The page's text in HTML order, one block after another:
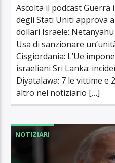
Ascolta il podcast Guerra
degli Stati Uniti approva
dollari Israele:
Usa di sanzionare
Cisgiordania: L’Ue
israeliani Sri Lanka:
Diyatalawa: 7 le vittime e
altro nel notiziario […]
NOTIZIARI